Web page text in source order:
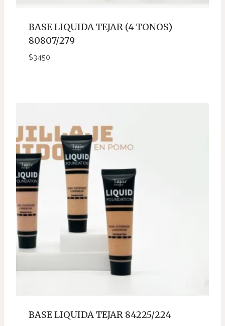
BASE LIQUIDA TEJAR (4 TONOS)
80807/279
$3450
BASE LIQUIDA TEJAR 84225/224